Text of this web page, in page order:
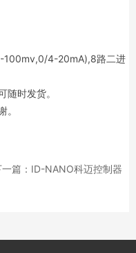
100mv,0/4-20mA),8路二进
随时发货。
。
一篇：ID-NANO科迈控制器